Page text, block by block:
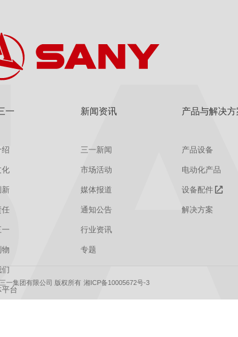
一
绍
化
新
任
一
物
们
平台
新闻资讯
三一新闻
市场活动
媒体报道
通知公告
行业资讯
专题
产品与解决方
产品设备
电动化产品
设备配件
解决方案
一集团有限公司 版权所有 湘ICP备10005672号-3